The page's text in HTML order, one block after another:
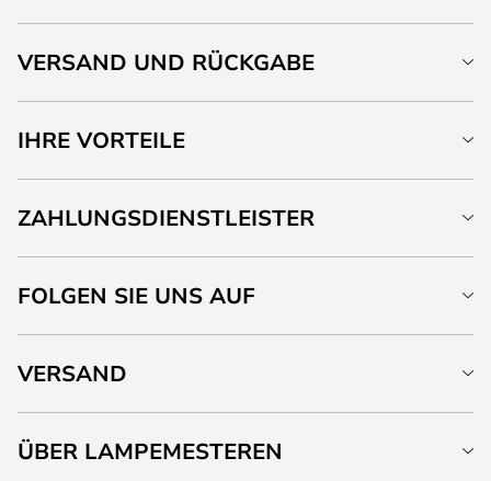
VERSAND UND RÜCKGABE
IHRE VORTEILE
ZAHLUNGSDIENSTLEISTER
FOLGEN SIE UNS AUF
VERSAND
ÜBER LAMPEMESTEREN